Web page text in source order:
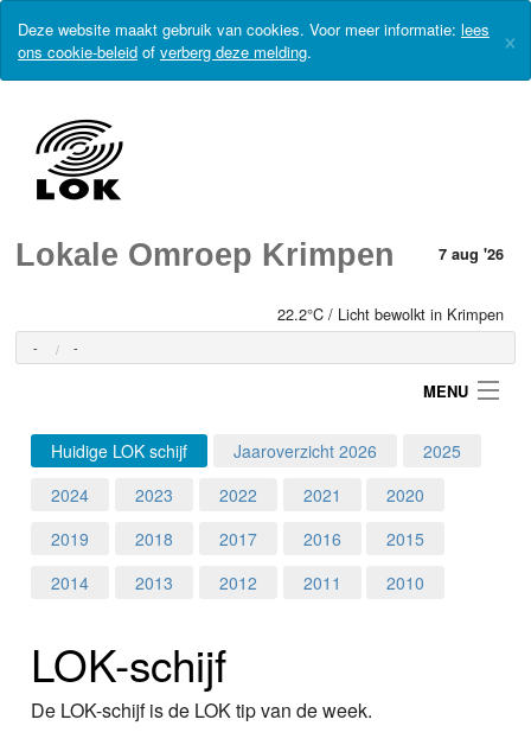
Deze website maakt gebruik van cookies. Voor meer informatie: lees
ons cookie-beleid of verberg deze melding. ×
Lokale Omroep Krimpen 7 aug '26
22.2°C / Licht bewolkt in Krimpen
- -
MENU
Login
Home
Programma's
Nieuws
Foto's
Huidige LOK schijf Jaaroverzicht 2026
2025
2024
2023 2022 2021
2020
2019
2018 2017 2016
2015
2014
2013 2012 2011 2010
LOK-schijf
De LOK-schijf is de LOK tip van de week.